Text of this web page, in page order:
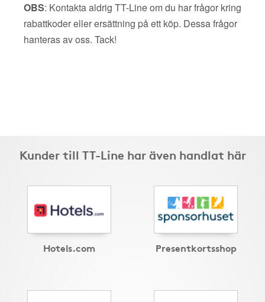
OBS: Kontakta aldrig TT-Line om du har frågor kring
rabattkoder eller ersättning på ett köp. Dessa frågor
hanteras av oss. Tack!
Kunder till TT-Line har även handlat här
Hotels.com Presentkortsshop